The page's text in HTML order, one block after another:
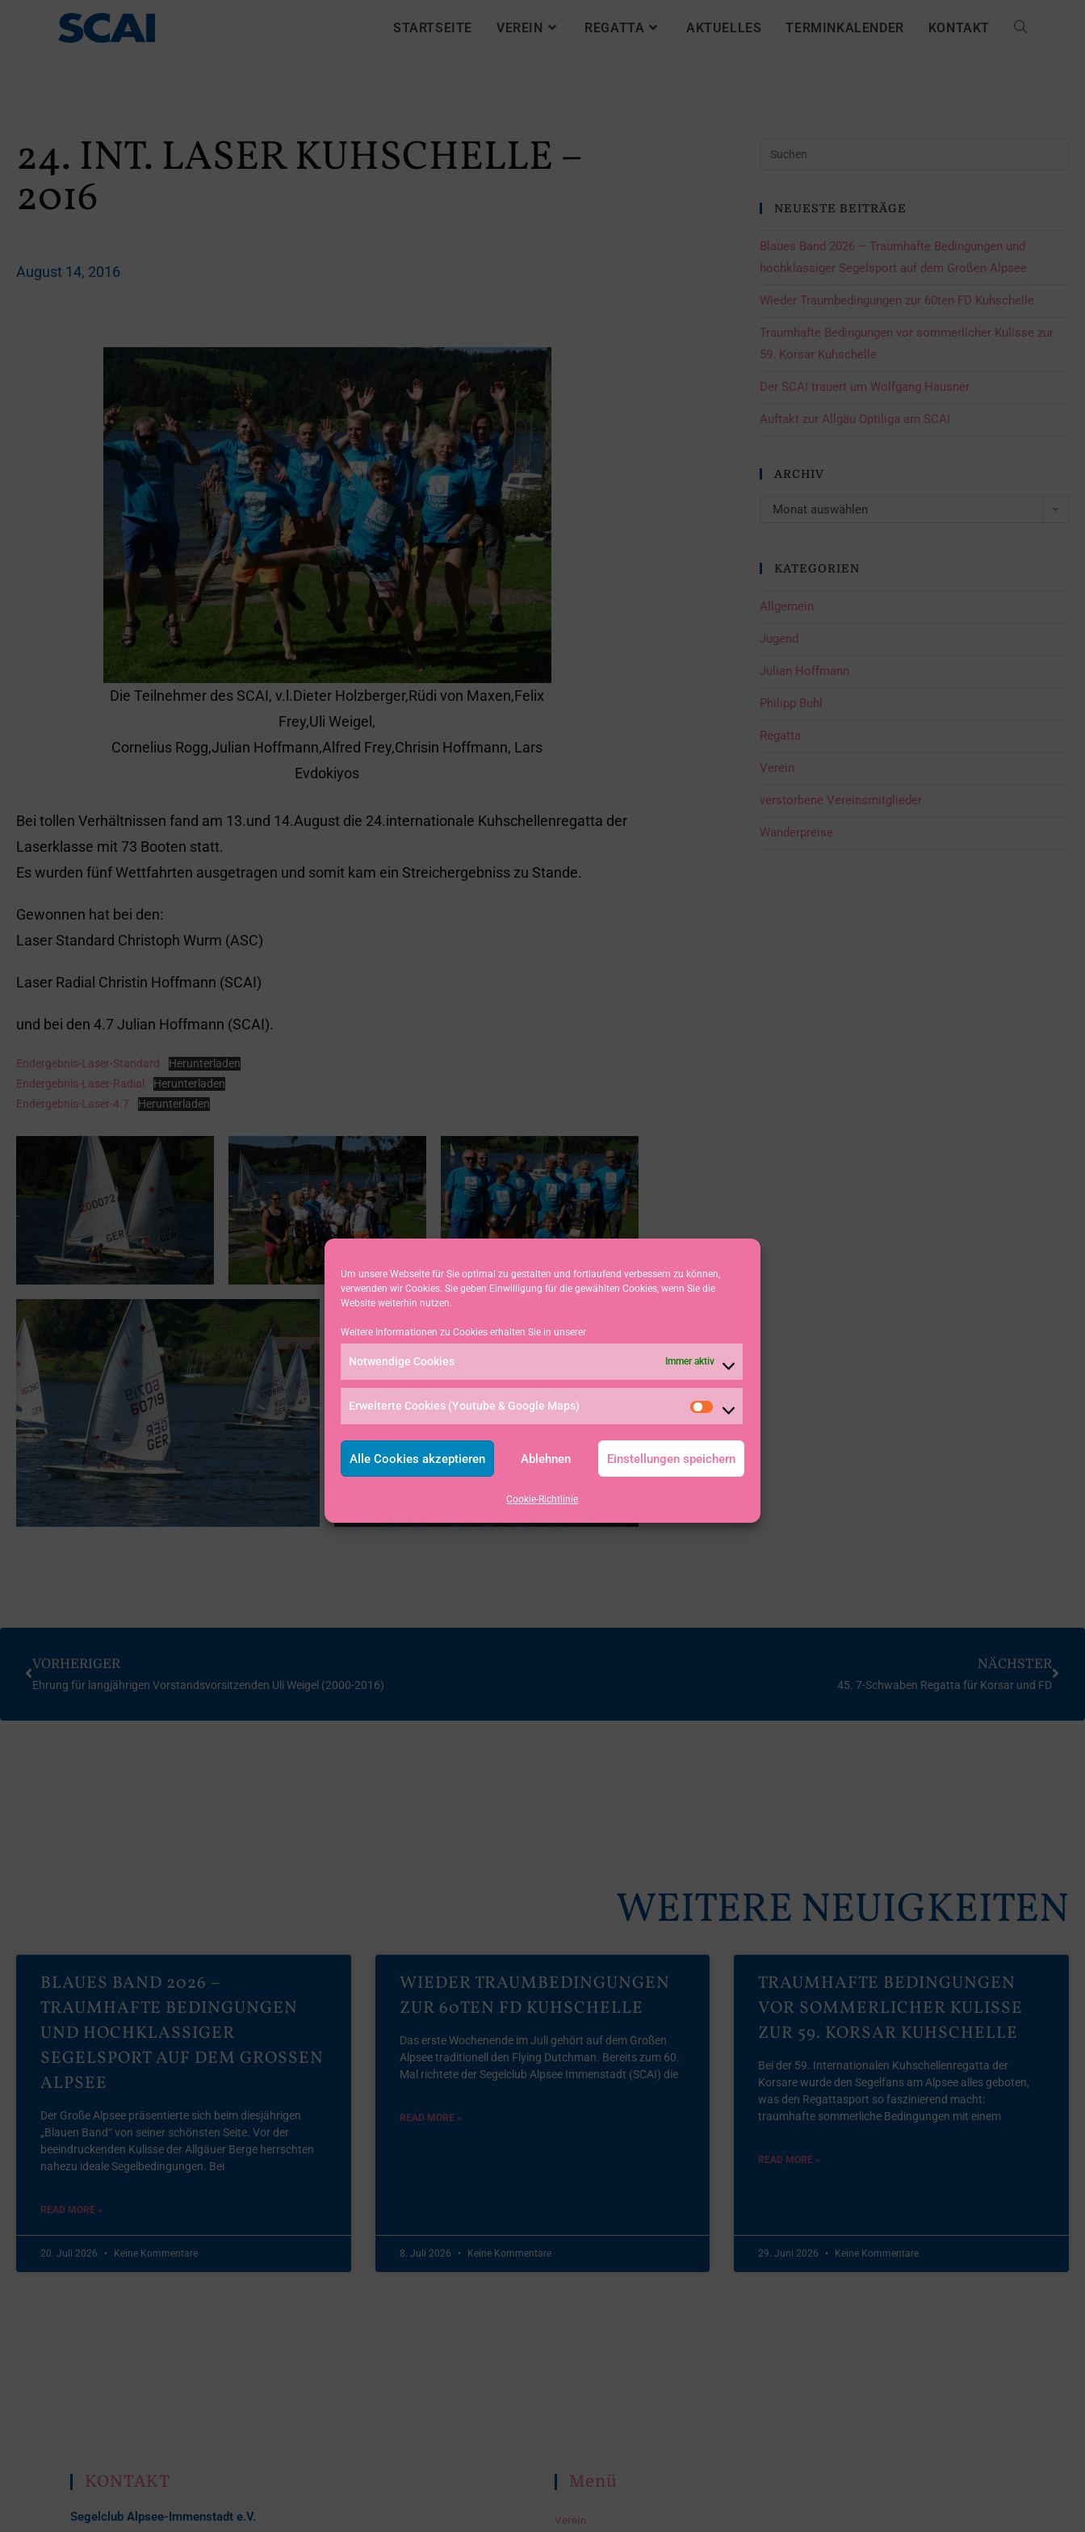
Um unsere Webseite für Sie optimal zu gestalten und fortlaufend verbessern zu können,
verwenden wir Cookies. Sie geben Einwilligung für die gewählten Cookies, wenn Sie die
Website weiterhin nutzen.
Weitere Informationen zu Cookies erhalten Sie in unserer
Notwendige Cookies Immer aktiv
Erweiterte Cookies (Youtube & Google Maps)
Alle Cookies akzeptieren Ablehnen Einstellungen speichern
Cookie-Richtlinie
STARTSEITE VEREIN REGATTA AKTUELLES TERMINKALENDER KONTAKT
24. INT. LASER KUHSCHELLE –
2016
August 14, 2016
Die Teilnehmer des SCAI, v.l.Dieter Holzberger,Rüdi von Maxen,Felix
Frey,Uli Weigel,
Cornelius Rogg,Julian Hoffmann,Alfred Frey,Chrisin Hoffmann, Lars
Evdokiyos
Bei tollen Verhältnissen fand am 13.und 14.August die 24.internationale Kuhschellenregatta der
Laserklasse mit 73 Booten statt.
Es wurden fünf Wettfahrten ausgetragen und somit kam ein Streichergebniss zu Stande.
Gewonnen hat bei den:
Laser Standard Christoph Wurm (ASC)
Laser Radial Christin Hoffmann (SCAI)
und bei den 4.7 Julian Hoffmann (SCAI).
Endergebnis-Laser-Standard
Herunterladen
Endergebnis-Laser-Radial
Herunterladen
Endergebnis-Laser-4.7
Herunterladen
NEUESTE BEITRÄGE
Blaues Band 2026 – Traumhafte Bedingungen und
hochklassiger Segelsport auf dem Großen Alpsee
Wieder Traumbedingungen zur 60ten FD Kuhschelle
Traumhafte Bedingungen vor sommerlicher Kulisse zur
59. Korsar Kuhschelle
Der SCAI trauert um Wolfgang Hausner
Auftakt zur Allgäu Optiliga am SCAI
ARCHIV
Monat auswählen
KATEGORIEN
Allgemein
Jugend
Julian Hoffmann
Philipp Buhl
Regatta
Verein
verstorbene Vereinsmitglieder
Wanderpreise
VORHERIGER
Ehrung für langjährigen Vorstandsvorsitzenden Uli Weigel (2000-2016)
NÄCHSTER
45. 7-Schwaben Regatta für Korsar und FD
WEITERE NEUIGKEITEN
BLAUES BAND 2026 –
TRAUMHAFTE BEDINGUNGEN
UND HOCHKLASSIGER
SEGELSPORT AUF DEM GROSSEN A
LPSEE
Der Große Alpsee präsentierte sich beim diesjährigen
„Blauen Band“ von seiner schönsten Seite. Vor der
beeindruckenden Kulisse der Allgäuer Berge herrschten
nahezu ideale Segelbedingungen. Bei
READ MORE »
20. Juli 2026 Keine Kommentare
WIEDER TRAUMBEDINGUNGEN
ZUR 60TEN FD KUHSCHELLE
Das erste Wochenende im Juli gehört auf dem Großen
Alpsee traditionell den Flying Dutchman. Bereits zum 60.
Mal richtete der Segelclub Alpsee Immenstadt (SCAI) die
READ MORE »
8. Juli 2026 Keine Kommentare
TRAUMHAFTE BEDINGUNGEN
VOR SOMMERLICHER KULISSE
ZUR 59. KORSAR KUHSCHELLE
Bei der 59. Internationalen Kuhschellenregatta der
Korsare wurde den Segelfans am Alpsee alles geboten,
was den Regattasport so faszinierend macht:
traumhafte sommerliche Bedingungen mit einem
READ MORE »
29. Juni 2026 Keine Kommentare
KONTAKT
Segelclub Alpsee-Immenstadt e.V.
Menü
Verein